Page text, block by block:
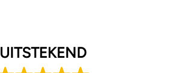
UITSTEKEND